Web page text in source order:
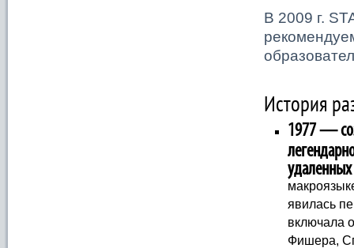
В 2009 г.
История
1977 —
явилась
включала
Фишера,